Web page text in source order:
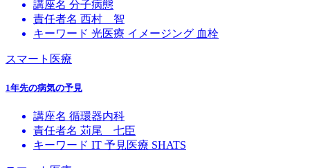
講座名 分子病態
責任者名 西村 智
キーワード 光医療 イメージング 血栓
スマート医療
1年先の病気の予見
講座名 循環器内科
責任者名 苅尾 七臣
キーワード IT 予見医療 SHATS